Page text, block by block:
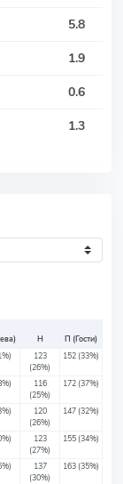
5.8
1.9
0.6
1.3
Н
П (Гости)
123
(26%)
152 (33%)
116
(25%)
172 (37%)
120
(26%)
147 (32%)
123
(27%)
155 (34%)
137
(30%)
163 (35%)